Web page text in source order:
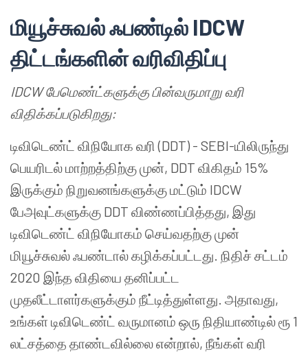
மியூச்சுவல்ஃபண்டில் IDCW
திட்டங்களின்வரிவிதிப்பு
IDCWபேமெண்ட்களுக்குபின்வருமாறு வரி
விதிக்கப்படுகிறது:
டிவிடெண்ட் விநியோக வரி (DDT) - SEBI-யிலிருந்து
பெயரிடல் மாற்றத்திற்கு முன், DDT விகிதம் 15%
இருக்கும் நிறுவனங்களுக்கு மட்டும் IDCW
பேஅவுட்களுக்கு DDT விண்ணப்பித்தது, இது
டிவிடெண்ட் விநியோகம் செய்வதற்கு முன்
மியூச்சுவல் ஃபண்டால் கழிக்கப்பட்டது. நிதிச் சட்டம்
2020 இந்த விதியை தனிப்பட்ட
முதலீட்டாளர்களுக்கும் நீட்டித்துள்ளது. அதாவது,
உங்கள் டிவிடெண்ட் வருமானம் ஒரு நிதியாண்டில் ரூ 1
லட்சத்தை தாண்டவில்லை என்றால், நீங்கள் வரி